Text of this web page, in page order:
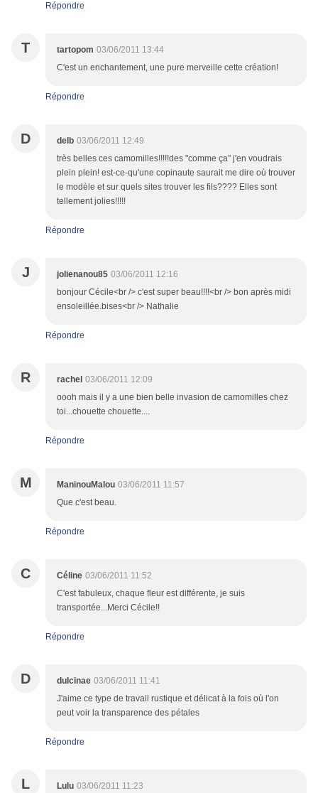
Répondre
T tartopom 03/06/2011 13:44
C'est un enchantement, une pure merveille cette création!
Répondre
D delb 03/06/2011 12:49
très belles ces camomilles!!!!!des "comme ça" j'en voudrais
plein plein! est-ce-qu'une copinaute saurait me dire où trouver
le modèle et sur quels sites trouver les fils???? Elles sont
tellement jolies!!!!!
Répondre
J jolienanou85 03/06/2011 12:16
bonjour Cécile<br /> c'est super beau!!!!<br /> bon après midi
ensoleillée.bises<br /> Nathalie
Répondre
R rachel 03/06/2011 12:09
oooh mais il y a une bien belle invasion de camomilles chez
toi...chouette chouette....
Répondre
M ManinouMalou 03/06/2011 11:57
Que c'est beau.
Répondre
C Céline 03/06/2011 11:52
C'est fabuleux, chaque fleur est différente, je suis
transportée...Merci Cécile!!
Répondre
D dulcinae 03/06/2011 11:41
J'aime ce type de travail rustique et délicat à la fois où l'on
peut voir la transparence des pétales
Répondre
L Lulu 03/06/2011 11:23